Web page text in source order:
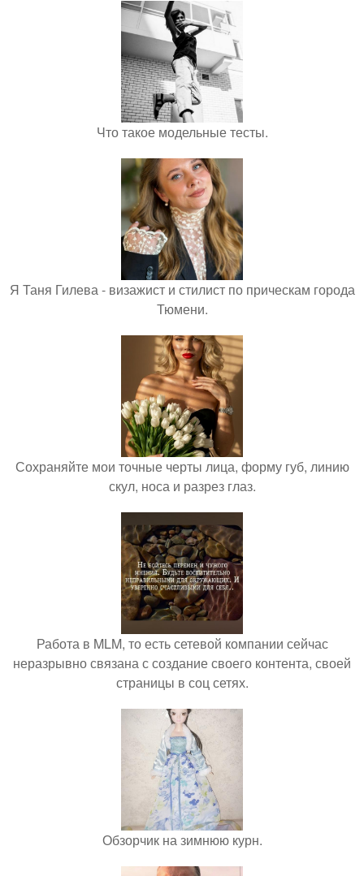
Что такое модельные тесты.
Я Таня Гилева - визажист и стилист по прическам города
Тюмени.
Сохраняйте мои точные черты лица, форму губ, линию
скул, носа и разрез глаз.
Работа в MLM, то есть сетевой компании сейчас
неразрывно связана с создание своего контента, своей
страницы в соц сетях.
Обзорчик на зимнюю курн.